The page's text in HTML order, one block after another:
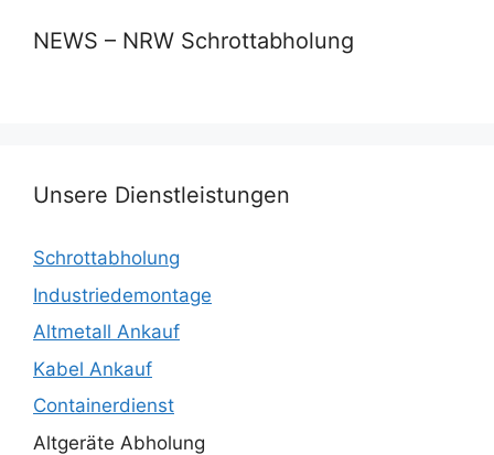
NEWS – NRW Schrottabholung
Unsere Dienstleistungen
Schrottabholung
Industriedemontage
Altmetall Ankauf
Kabel Ankauf
Containerdienst
Altgeräte Abholung